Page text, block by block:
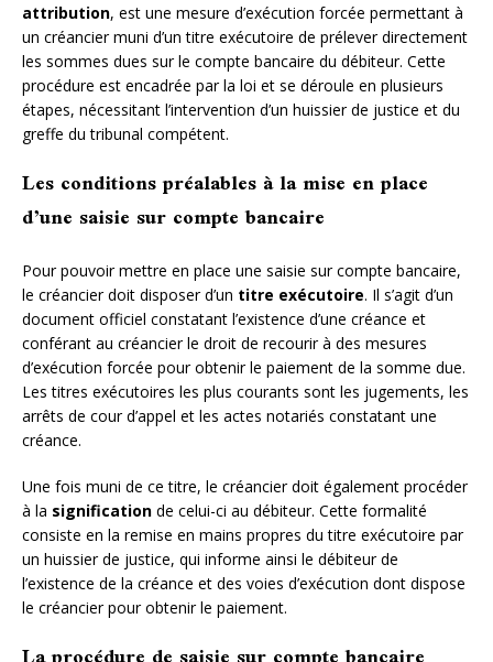
attribution, est une mesure d’exécution forcée permettant à
un créancier muni d’un titre exécutoire de prélever directement
les sommes dues sur le compte bancaire du débiteur. Cette
procédure est encadrée par la loi et se déroule en plusieurs
étapes, nécessitant l’intervention d’un huissier de justice et du
greffe du tribunal compétent.
Les conditions préalables à la mise en place
d’une saisie sur compte bancaire
Pour pouvoir mettre en place une saisie sur compte bancaire,
le créancier doit disposer d’un titre exécutoire. Il s’agit d’un
document officiel constatant l’existence d’une créance et
conférant au créancier le droit de recourir à des mesures
d’exécution forcée pour obtenir le paiement de la somme due.
Les titres exécutoires les plus courants sont les jugements, les
arrêts de cour d’appel et les actes notariés constatant une
créance.
Une fois muni de ce titre, le créancier doit également procéder
à la signification de celui-ci au débiteur. Cette formalité
consiste en la remise en mains propres du titre exécutoire par
un huissier de justice, qui informe ainsi le débiteur de
l’existence de la créance et des voies d’exécution dont dispose
le créancier pour obtenir le paiement.